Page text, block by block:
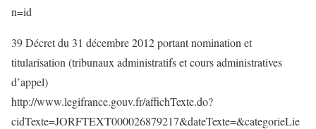
n=id
39 Décret du 31 décembre 2012 portant nomination et
titularisation (tribunaux administratifs et cours administratives
d’appel)
http://www.legifrance.gouv.fr/affichTexte.do?
cidTexte=JORFTEXT000026879217&dateTexte=&categorieLie